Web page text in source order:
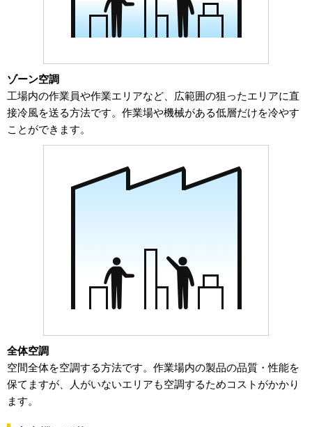
ゾーン空調
工場内の作業員や作業エリアなど、広範囲の狙ったエリアに直
接冷風を送る方法です。作業場や機械がある低層だけを冷やす
ことができます。
全体空調
空間全体を空調する方法です。作業場内の製品の品質・性能を
保てますが、人がいないエリアも空調するためコストがかかり
ます。